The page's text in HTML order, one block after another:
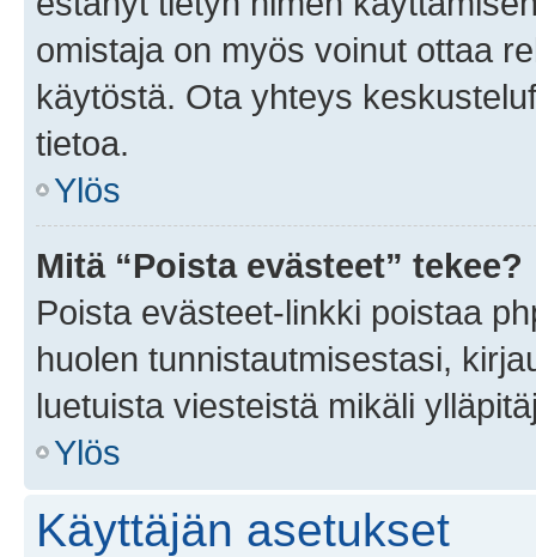
omistaja on myös voinut ottaa
käytöstä. Ota yhteys
tietoa.
Ylös
Mitä “Poista evästeet” tekee?
Poista evästeet-linkki poistaa
huolen tunnistautmisestasi,
luetuista viesteistä mikäli
Ylös
Käyttäjän asetukset